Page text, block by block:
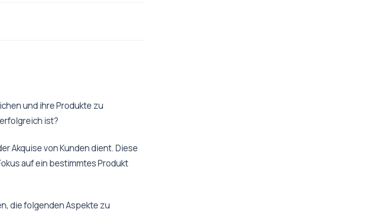
und ihre Produkte zu
ist?
Akquise von Kunden dient. Diese
auf ein bestimmtes Produkt
die folgenden Aspekte zu